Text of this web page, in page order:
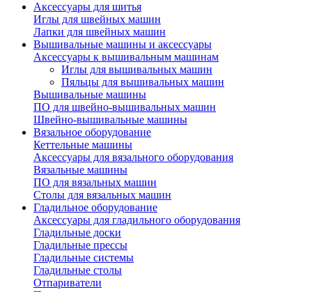
Аксессуары для шитья
Иглы для швейных машин
Лапки для швейных машин
Вышивальные машины и аксессуары
Аксессуары к вышивальным машинам
Иглы для вышивальных машин
Пяльцы для вышивальных машин
Вышивальные машины
ПО для швейно-вышивальных машин
Швейно-вышивальные машины
Вязальное оборудование
Кеттельные машины
Аксессуары для вязального оборудования
Вязальные машины
ПО для вязальных машин
Столы для вязальных машин
Гладильное оборудование
Аксессуары для гладильного оборудования
Гладильные доски
Гладильные прессы
Гладильные системы
Гладильные столы
Отпариватели